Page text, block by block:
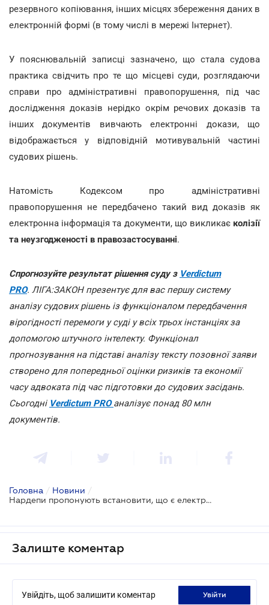
резервного копіювання, інших місцях збереження даних в
електронній формі (в тому числі в мережі Інтернет).
У пояснювальній записці зазначено, що стала судова
практика свідчить про те що місцеві суди, розглядаючи
справи про адміністративні правопорушення, під час
дослідження доказів нерідко окрім речових доказів та
інших документів вивчають електронні докази, що
відображається у відповідній мотивувальній частині
судових рішень.
Натомість Кодексом про адміністративні
правопорушення не передбачено такий вид доказів як
електронна інформація та документи, що викликає колізії
та неузгодженості в правозастосуванні.
Спрогнозуйте результат рішення суду з Verdictum
PRO. ЛІГА:ЗАКОН презентує для вас першу систему
аналізу судових рішень із функціоналом передбачення
вірогідності перемоги у суді у всіх трьох інстанціях за
допомогою штучного інтелекту. Функціонал
прогнозування на підставі аналізу тексту позовної заяви
створено для попередньої оцінки ризиків та економії
часу адвоката під час підготовки до судових засідань.
Сьогодні Verdictum PROаналізує понад 80 млн
документів.
Головна / Новини /
Нардепи пропонують встановити, що є електронними доказами
Залиште коментар
Увійдіть, щоб залишити коментар увійти